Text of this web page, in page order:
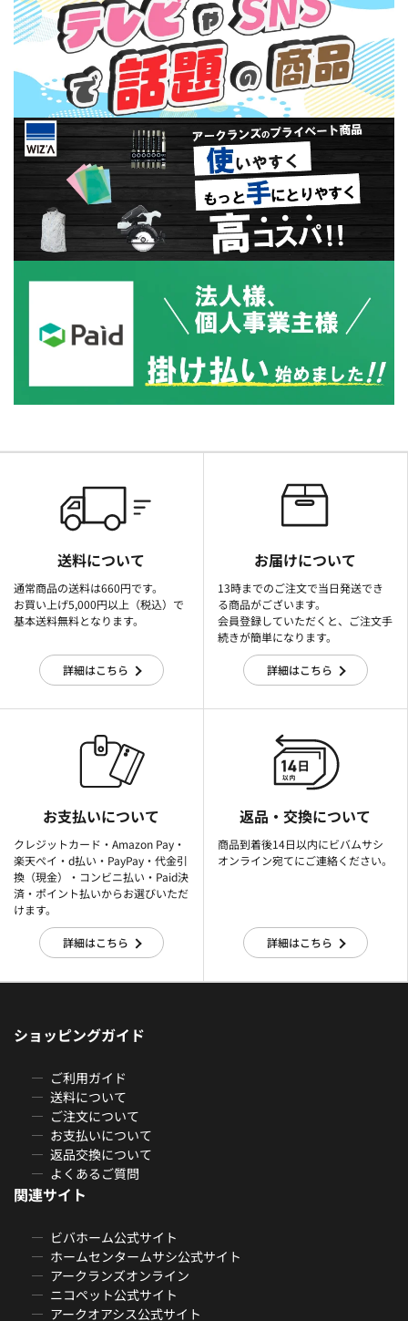
送料について
通常商品の送料は660円です。
お買い上げ5,000円以上（税込）で
基本送料無料となります。
詳細はこちら
お届けについて
13時までのご注文で当日発送でき
る商品がございます。
会員登録していただくと、ご注文手
続きが簡単になります。
詳細はこちら
お支払いについて
クレジットカード・Amazon Pay・
楽天ぺイ・d払い・PayPay・代金引
換（現金）・コンビニ払い・Paid決
済・ポイント払いからお選びいただ
けます。
詳細はこちら
返品・交換について
商品到着後14日以内にビバムサシ
オンライン宛てにご連絡ください。
詳細はこちら
ショッピングガイド
ご利用ガイド
送料について
ご注文について
お支払いについて
返品交換について
よくあるご質問
関連サイト
ビバホーム公式サイト
ホームセンタームサシ公式サイト
アークランズオンライン
ニコペット公式サイト
アークオアシス公式サイト